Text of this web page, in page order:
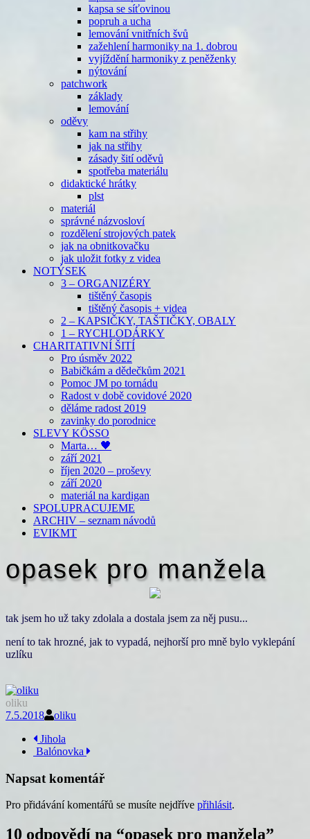
kapsa se síťovinou
popruh a ucha
lemování vnitřních švů
zažehlení harmoniky na 1. dobrou
vyjíždění harmoniky z peněženky
nýtování
patchwork
základy
lemování
oděvy
kam na střihy
jak na střihy
zásady šití oděvů
spotřeba materiálu
didaktické hrátky
plst
materiál
správné názvosloví
rozdělení strojových patek
jak na obnitkovačku
jak uložit fotky z videa
NOTÝSEK
3 – ORGANIZÉRY
tištěný časopis
tištěný časopis + videa
2 – KAPSIČKY, TAŠTIČKY, OBALY
1 – RYCHLODÁRKY
CHARITATIVNÍ ŠITÍ
Pro úsměv 2022
Babičkám a dědečkům 2021
Pomoc JM po tornádu
Radost v době covidové 2020
děláme radost 2019
zavinky do porodnice
SLEVY KÖSSO
Marta… 🖤
září 2021
říjen 2020 – proševy
září 2020
materiál na kardigan
SPOLUPRACUJEME
ARCHIV – seznam návodů
EVIKMT
opasek pro manžela
tak jsem ho už taky zdolala a dostala jsem za něj pusu...
není to tak hrozné, jak to vypadá, nejhorší pro mně bylo vyklepání
uzlíku
oliku
7.5.2018
oliku
Navigace
příspěvku
Jihola
Balónovka
Napsat komentář
Pro přidávání komentářů se musíte nejdříve přihlásit.
10 odpovědí na “opasek pro manžela”